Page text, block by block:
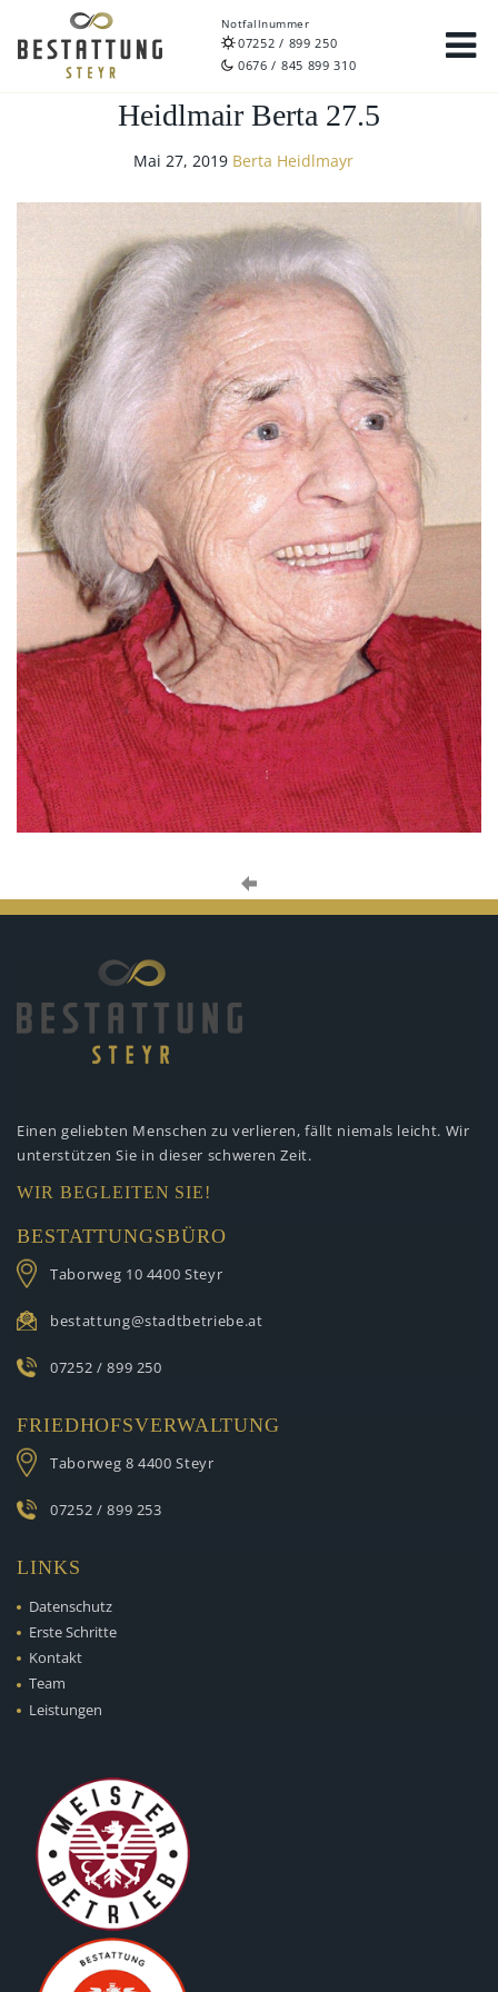
Notfallnummer
07252 / 899 250
0676 / 845 899 310
Heidlmair Berta 27.5
Mai 27, 2019 Berta Heidlmayr
Einen geliebten Menschen zu verlieren, fällt niemals leicht. Wir
unterstützen Sie in dieser schweren Zeit.
WIR BEGLEITEN SIE!
BESTATTUNGSBÜRO
Taborweg 10 4400 Steyr
bestattung@stadtbetriebe.at
07252 / 899 250
FRIEDHOFSVERWALTUNG
Taborweg 8 4400 Steyr
07252 / 899 253
LINKS
Datenschutz
Erste Schritte
Kontakt
Team
Leistungen